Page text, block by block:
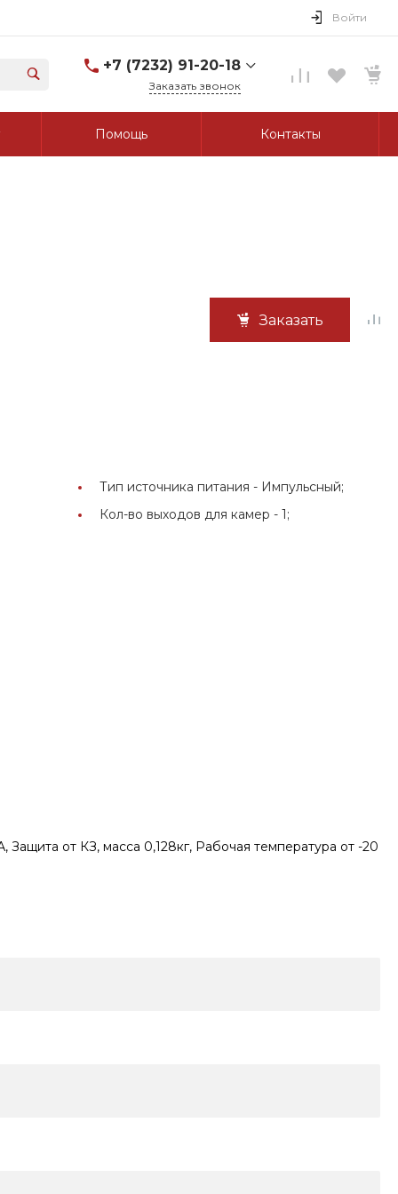
Войти
+7 (7232) 91-20-18
г. Усть-Каменогорск, ул.
Заказать звонок
Помощь Контакты
Заказать
Тип источника питания - Импульсный;
Кол-во выходов для камер -1;
от КЗ, масса 0,128кг, Рабочая температура от -20